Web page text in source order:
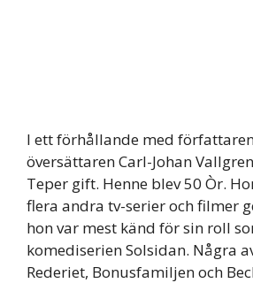
I ett förhållande med
översättaren Carl-Johan
Teper gift. Henne blev 50 Òr.
flera andra tv-serier och filmer
hon var mest känd för sin roll
komediserien Solsidan. Några
Rederiet, Bonusfamiljen och